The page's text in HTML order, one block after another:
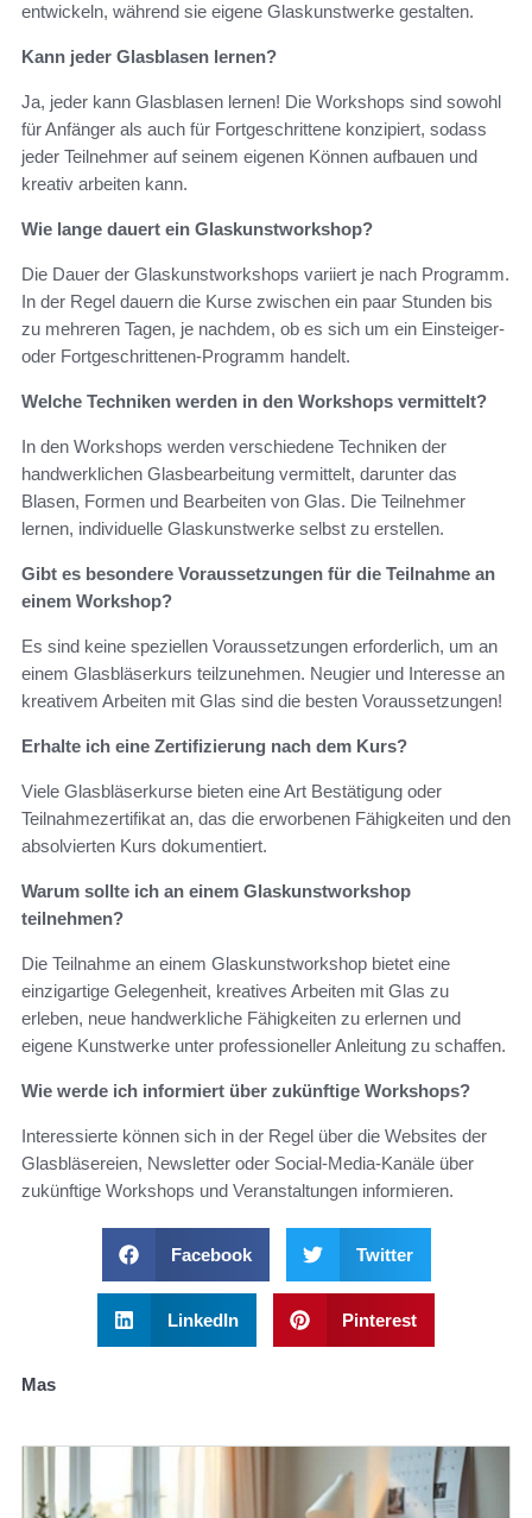
entwickeln, während sie eigene Glaskunstwerke gestalten.
Kann jeder Glasblasen lernen?
Ja, jeder kann Glasblasen lernen! Die Workshops sind sowohl
für Anfänger als auch für Fortgeschrittene konzipiert, sodass
jeder Teilnehmer auf seinem eigenen Können aufbauen und
kreativ arbeiten kann.
Wie lange dauert ein Glaskunstworkshop?
Die Dauer der Glaskunstworkshops variiert je nach Programm.
In der Regel dauern die Kurse zwischen ein paar Stunden bis
zu mehreren Tagen, je nachdem, ob es sich um ein Einsteiger-
oder Fortgeschrittenen-Programm handelt.
Welche Techniken werden in den Workshops vermittelt?
In den Workshops werden verschiedene Techniken der
handwerklichen Glasbearbeitung vermittelt, darunter das
Blasen, Formen und Bearbeiten von Glas. Die Teilnehmer
lernen, individuelle Glaskunstwerke selbst zu erstellen.
Gibt es besondere Voraussetzungen für die Teilnahme an
einem Workshop?
Es sind keine speziellen Voraussetzungen erforderlich, um an
einem Glasbläserkurs teilzunehmen. Neugier und Interesse an
kreativem Arbeiten mit Glas sind die besten Voraussetzungen!
Erhalte ich eine Zertifizierung nach dem Kurs?
Viele Glasbläserkurse bieten eine Art Bestätigung oder
Teilnahmezertifikat an, das die erworbenen Fähigkeiten und den
absolvierten Kurs dokumentiert.
Warum sollte ich an einem Glaskunstworkshop
teilnehmen?
Die Teilnahme an einem Glaskunstworkshop bietet eine
einzigartige Gelegenheit, kreatives Arbeiten mit Glas zu
erleben, neue handwerkliche Fähigkeiten zu erlernen und
eigene Kunstwerke unter professioneller Anleitung zu schaffen.
Wie werde ich informiert über zukünftige Workshops?
Interessierte können sich in der Regel über die Websites der
Glasbläsereien, Newsletter oder Social-Media-Kanäle über
zukünftige Workshops und Veranstaltungen informieren.
Facebook Twitter
LinkedIn Pinterest
Mas